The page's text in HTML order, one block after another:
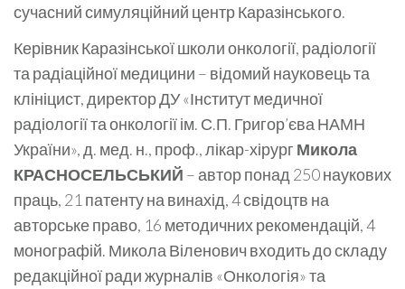
сучасний симуляційний центр Каразінського.
Керівник Каразінської школи онкології, радіології
та радіаційної медицини – відомий науковець та
клініцист, директор ДУ «Інститут медичної
радіології та онкології ім. С.П. Григор’єва НАМН
України», д. мед. н., проф., лікар-хірург Микола
КРАСНОСЕЛЬСЬКИЙ – автор понад 250 наукових
праць, 21 патенту на винахід, 4 свідоцтв на
авторське право, 16 методичних рекомендацій, 4
монографій. Микола Віленович входить до складу
редакційної ради журналів «Онкологія» та